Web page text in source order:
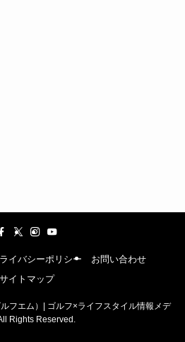
イバシーポリシー
お問い合わせ
サイトマップ
フエム）| ゴルフ×ライフスタイル情報メデ
Rights Reserved.